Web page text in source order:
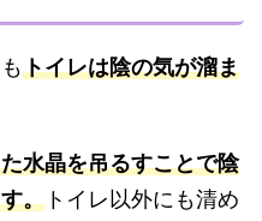
トイレは陰の気が溜ま
水晶を吊るすことで陰
。 トイレ以外にも清め